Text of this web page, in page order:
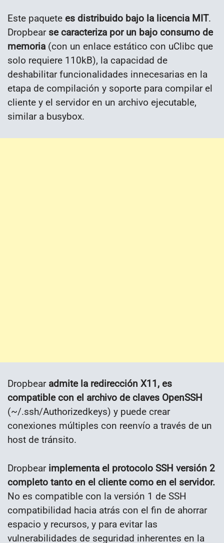
Este paquete es distribuido bajo la licencia MIT.
Dropbear se caracteriza por un bajo consumo de
memoria (con un enlace estático con uClibc que
solo requiere 110kB), la capacidad de
deshabilitar funcionalidades innecesarias en la
etapa de compilación y soporte para compilar el
cliente y el servidor en un archivo ejecutable,
similar a busybox.
Dropbear admite la redirección X11, es
compatible con el archivo de claves OpenSSH
(~/.ssh/Authorizedkeys) y puede crear
conexiones múltiples con reenvío a través de un
host de tránsito.
Dropbear implementa el protocolo SSH versión 2
completo tanto en el cliente como en el servidor.
No es compatible con la versión 1 de SSH
compatibilidad hacia atrás con el fin de ahorrar
espacio y recursos, y para evitar las
vulnerabilidades de seguridad inherentes en la